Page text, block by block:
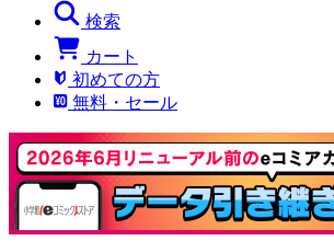
検索
カート
初めての方
無料・セール